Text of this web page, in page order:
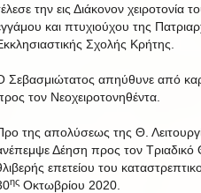
την εις Διάκονον
και πτυχιούχου της
Σχολής Κρήτης.
Σεβασμιώτατος απηύθυνε από
τον Νεοχειροτονηθέντα.
της απολύσεως της Θ.
Δέηση προς τον Τριαδικό
επετείου του
ης Οκτωβρίου 2020.